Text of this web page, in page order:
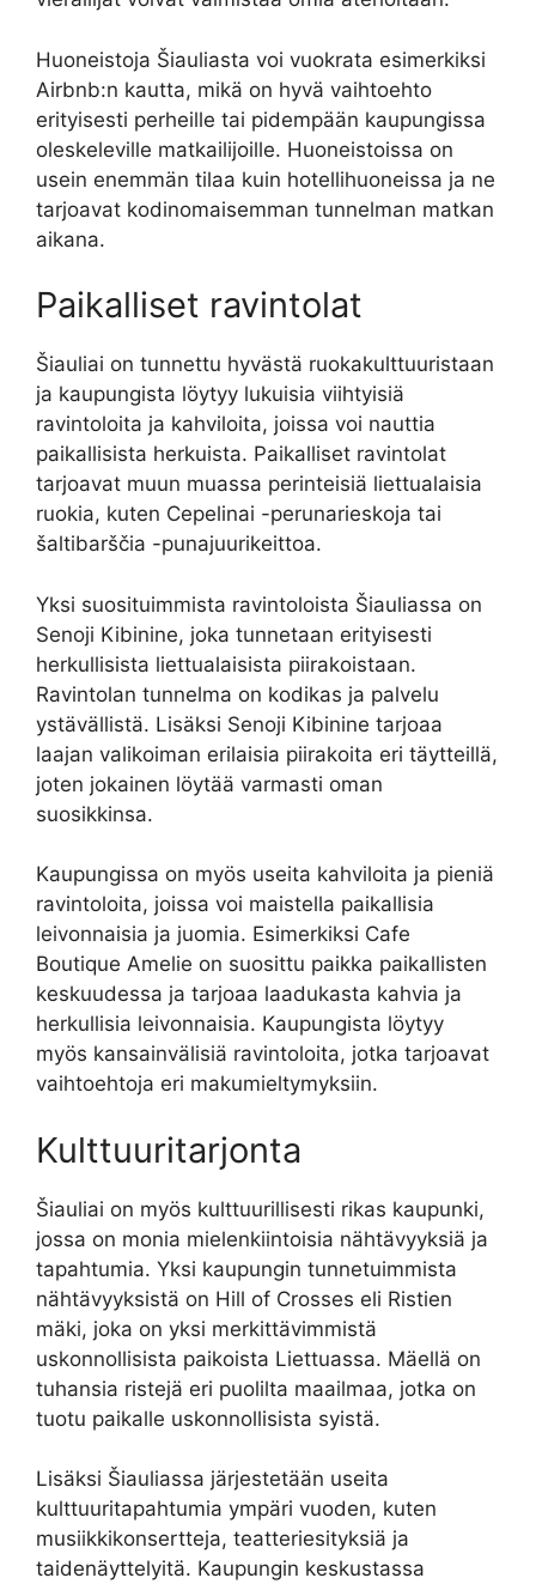
Huoneistoja Šiauliasta voi vuokrata esimerkiksi
Airbnb:n kautta, mikä on hyvä vaihtoehto
erityisesti perheille tai pidempään kaupungissa
oleskeleville matkailijoille. Huoneistoissa on
usein enemmän tilaa kuin hotellihuoneissa ja ne
tarjoavat kodinomaisemman tunnelman matkan
aikana.
Paikalliset ravintolat
Šiauliai on tunnettu hyvästä ruokakulttuuristaan
ja kaupungista löytyy lukuisia viihtyisiä
ravintoloita ja kahviloita, joissa voi nauttia
paikallisista herkuista. Paikalliset ravintolat
tarjoavat muun muassa perinteisiä liettualaisia
ruokia, kuten Cepelinai -perunarieskoja tai
šaltibarščia -punajuurikeittoa.
Yksi suosituimmista ravintoloista Šiauliassa on
Senoji Kibinine, joka tunnetaan erityisesti
herkullisista liettualaisista piirakoistaan.
Ravintolan tunnelma on kodikas ja palvelu
ystävällistä. Lisäksi Senoji Kibinine tarjoaa
laajan valikoiman erilaisia piirakoita eri täytteillä,
joten jokainen löytää varmasti oman
suosikkinsa.
Kaupungissa on myös useita kahviloita ja pieniä
ravintoloita, joissa voi maistella paikallisia
leivonnaisia ja juomia. Esimerkiksi Cafe
Boutique Amelie on suosittu paikka paikallisten
keskuudessa ja tarjoaa laadukasta kahvia ja
herkullisia leivonnaisia. Kaupungista löytyy
myös kansainvälisiä ravintoloita, jotka tarjoavat
vaihtoehtoja eri makumieltymyksiin.
Kulttuuritarjonta
Šiauliai on myös kulttuurillisesti rikas kaupunki,
jossa on monia mielenkiintoisia nähtävyyksiä ja
tapahtumia. Yksi kaupungin tunnetuimmista
nähtävyyksistä on Hill of Crosses eli Ristien
mäki, joka on yksi merkittävimmistä
uskonnollisista paikoista Liettuassa. Mäellä on
tuhansia ristejä eri puolilta maailmaa, jotka on
tuotu paikalle uskonnollisista syistä.
Lisäksi Šiauliassa järjestetään useita
kulttuuritapahtumia ympäri vuoden, kuten
musiikkikonsertteja, teatteriesityksiä ja
taidenäyttelyitä. Kaupungin keskustassa